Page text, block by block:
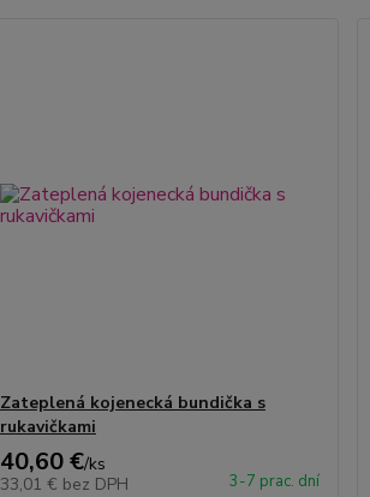
Zateplená kojenecká bundička s
rukavičkami
40,60 €/ks
33,01 € bez DPH 3-7 prac. dní